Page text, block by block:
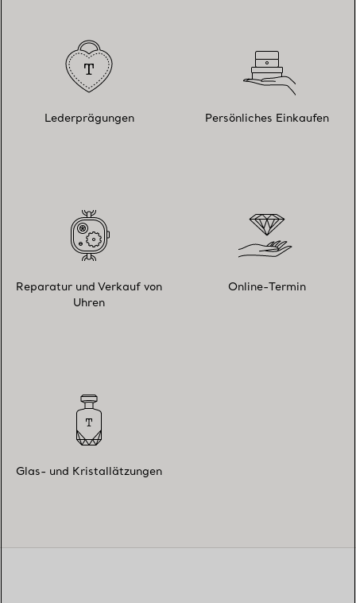
Lederprägungen Persönliches Einkaufen
Reparatur und Verkauf von
Uhren
Online-Termin
Glas- und Kristallätzungen